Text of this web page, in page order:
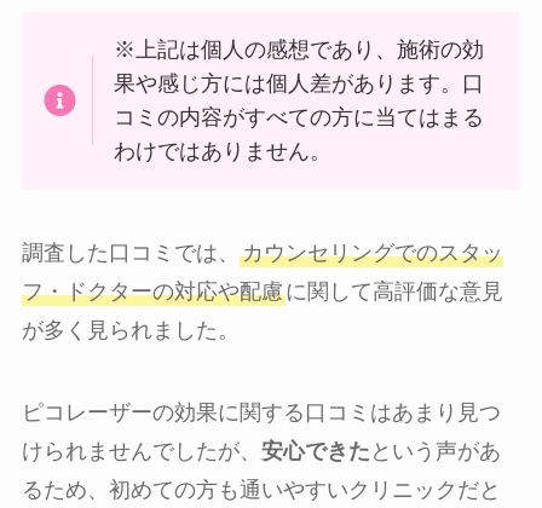
※上記は個人の感想であり、施術の効
果や感じ方には個人差があります。口
コミの内容がすべての方に当てはまる
わけではありません。
調査した口コミでは、 カウンセリングでのスタッ
フ・ドクターの対応や配慮に関して高評価な意見
が多く見られました。
ピコレーザーの効果に関する口コミはあまり見つ
けられませんでしたが、 安心できた という声があ
るため、初めての方も通いやすいクリニックだと